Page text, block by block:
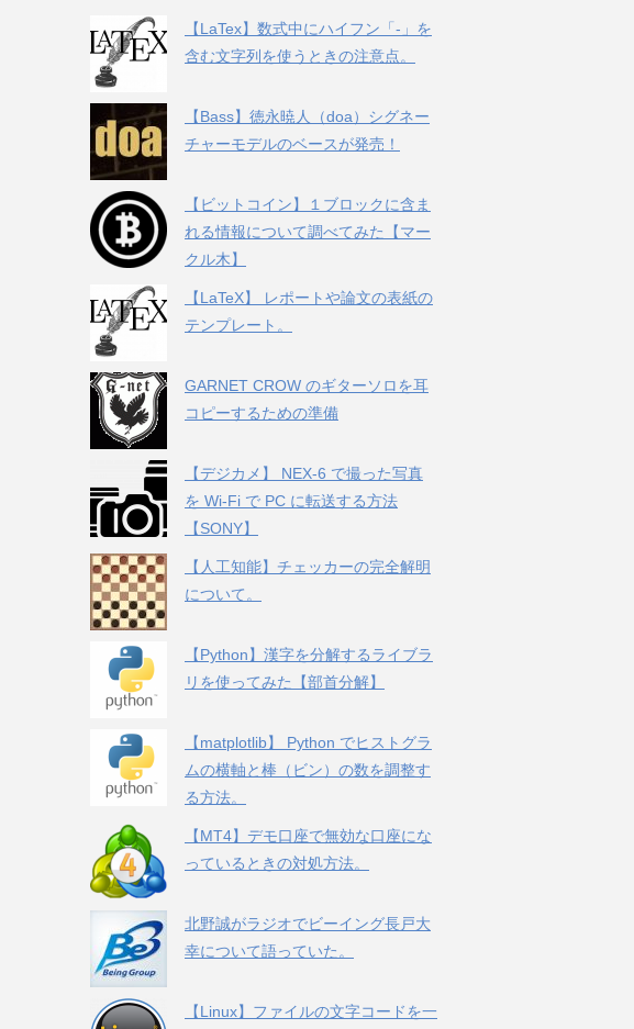
【LaTex】数式中にハイフン「-」を
含む文字列を使うときの注意点。
【Bass】徳永暁人（doa）シグネー
チャーモデルのベースが発売！
【ビットコイン】１ブロックに含ま
れる情報について調べてみた【マー
クル木】
【LaTeX】 レポートや論文の表紙の
テンプレート。
GARNET CROW のギターソロを耳
コピーするための準備
【デジカメ】 NEX-6 で撮った写真
を Wi-Fi で PC に転送する方法
【SONY】
【人工知能】チェッカーの完全解明
について。
【Python】漢字を分解するライブラ
リを使ってみた【部首分解】
【matplotlib】 Python でヒストグラ
ムの横軸と棒（ビン）の数を調整す
る方法。
【MT4】デモ口座で無効な口座にな
っているときの対処方法。
北野誠がラジオでビーイング長戸大
幸について語っていた。
【Linux】ファイルの文字コードを一